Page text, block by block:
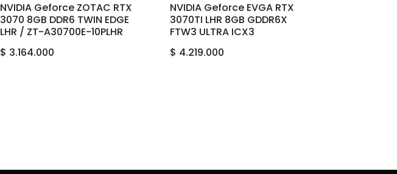
NVIDIA Geforce ZOTAC RTX
3070 8GB DDR6 TWIN EDGE
LHR / ZT-A30700E-10PLHR
$ 3.164.000
NVIDIA Geforce EVGA RTX
3070TI LHR 8GB GDDR6X
FTW3 ULTRA ICX3
$ 4.219.000